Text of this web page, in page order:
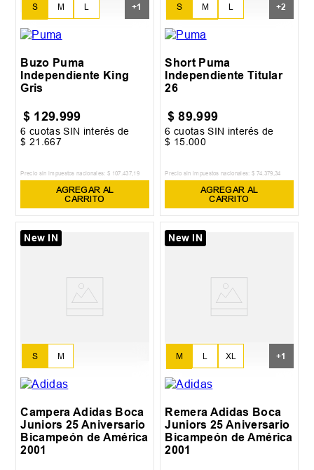
S M
XL
L +1
Buzo Puma
Independiente King
Gris
$ 129.999
6 cuotas SIN interés de
$ 21 .667
Precio sin impuestos nacionales: $ 107 .437,19
AGREGAR AL
CARRITO
S M L
XL XXL
+2
Short Puma
Independiente Titular
26
$ 89.999
6 cuotas SIN interés de
$ 15.000
Precio sin impuestos nacionales: $ 74.379 ,34
AGREGAR AL
CARRITO
New IN
S M
Campera Adidas Boca
Juniors 25 Aniversario
Bicampeón de América
2001
New IN
M L XL
XXL
+1
Remera Adidas Boca
Juniors 25 Aniversario
Bicampeón de América
2001